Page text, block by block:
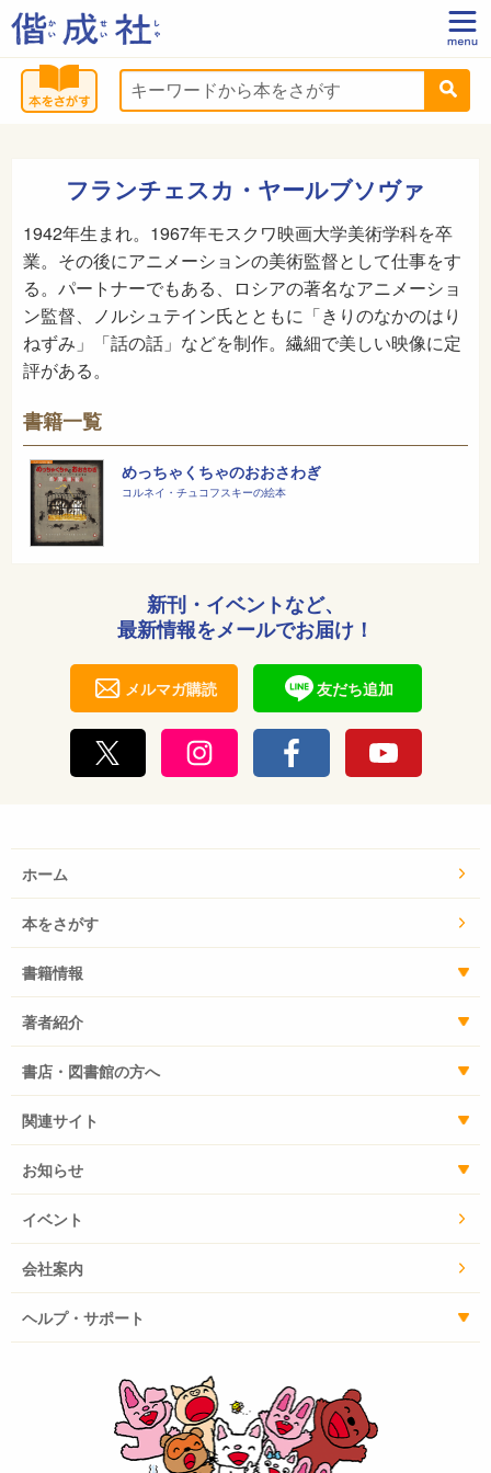
フランチェスカ・ヤールブソヴァ
1942年生まれ。1967年モスクワ映画大学美術学科を卒
業。その後にアニメーションの美術監督として仕事をす
る。パートナーでもある、ロシアの著名なアニメーショ
ン監督、ノルシュテイン氏とともに「きりのなかのはり
ねずみ」「話の話」などを制作。繊細で美しい映像に定
評がある。
書籍一覧
めっちゃくちゃのおおさわぎ
コルネイ・チュコフスキーの絵本
新刊・イベントなど、
最新情報をメールでお届け！
メルマガ購読 友だち追加
ホーム
本をさがす
書籍情報
著者紹介
書店・図書館の方へ
関連サイト
お知らせ
イベント
会社案内
ヘルプ・サポート